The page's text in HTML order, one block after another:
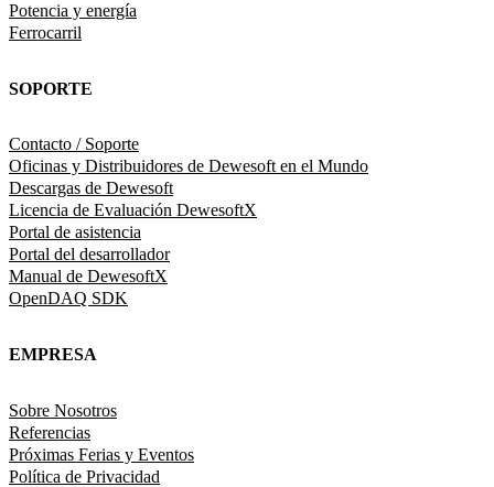
Potencia y energía
Ferrocarril
SOPORTE
Contacto / Soporte
Oficinas y Distribuidores de Dewesoft en el Mundo
Descargas de Dewesoft
Licencia de Evaluación DewesoftX
Portal de asistencia
Portal del desarrollador
Manual de DewesoftX
OpenDAQ SDK
EMPRESA
Sobre Nosotros
Referencias
Próximas Ferias y Eventos
Política de Privacidad